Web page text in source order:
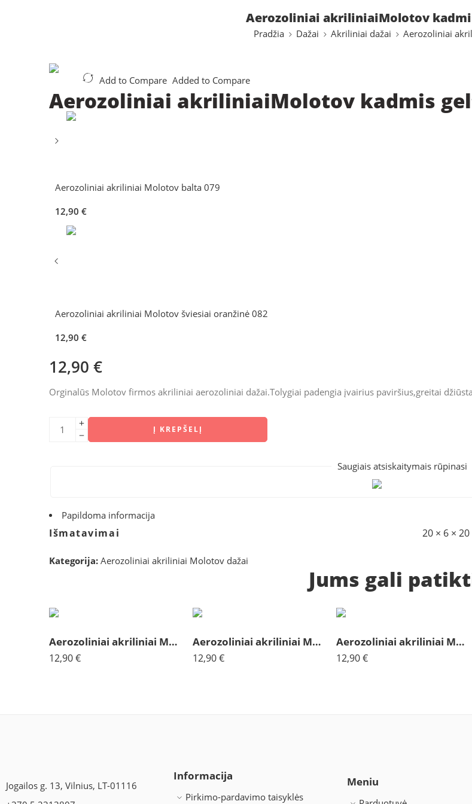
Aerozoliniai akriliniaiMolotov
Pradžia Dažai Akriliniai dažai Aerozoliniai
Add to Compare Added to Compare
Aerozoliniai akriliniaiMolotov kadmis
Aerozoliniai akriliniai Molotov balta 079
12,90 €
Aerozoliniai akriliniai Molotov šviesiai oranžinė 082
12,90 €
12,90 €
Orginalūs Molotov firmos akriliniai aerozoliniai dažai.Tolygiai padengia įvairius paviršius,greitai
Į KREPŠELĮ
Saugiais atsiskaitymais rūpinasi
Papildoma informacija
Išmatavimai 20 × 6 ×
Kategorija: Aerozoliniai akriliniai Molotov dažai
Jums gali
Aerozoliniai akriliniai Molotov oranžinė šviesi 184
12,90€
Aerozoliniai akriliniai Molotow signalinė juoda 180
12,90€
Aerozoliniai akriliniai Molotov alyvų 201
12,90€
Jogailos g. 13, Vilnius, LT-01116
Informacija
Pirkimo-pardavimo taisyklės
Meniu